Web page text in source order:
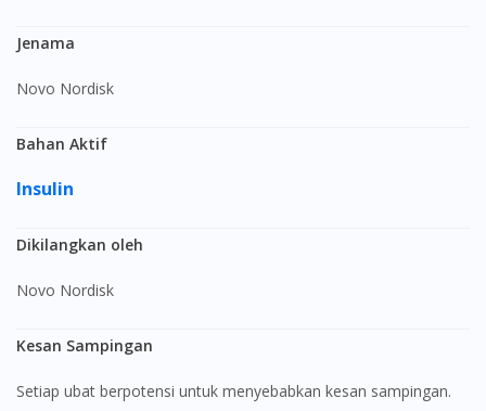
Jenama
Novo Nordisk
Bahan Aktif
Insulin
Dikilangkan oleh
Novo Nordisk
Kesan Sampingan
Setiap ubat berpotensi untuk menyebabkan kesan sampingan.